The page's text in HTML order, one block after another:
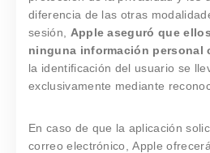
diferencia de las otras
sesión, Apple aseguró que
ninguna información personal
la identificación del usuario se
exclusivamente mediante
En caso de que la aplicación
correo electrónico, Apple